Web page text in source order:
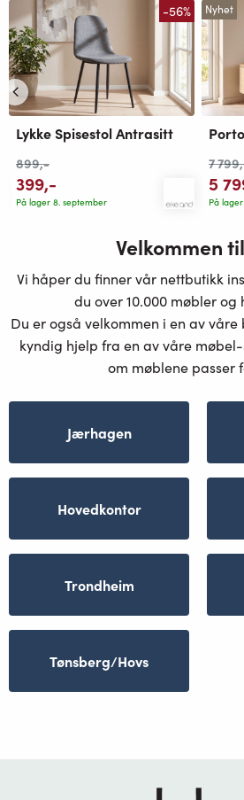
-56%
Lykke Spisestol Antrasitt
899,-
399,-
På lager 8. september
Nyhet
7 799
5
På
Velkommen
Vi håper du finner vår nettbutikk
du over 10.000 møbler og
Du er også velkommen i en av
kyndig hjelp fra en av våre
om møblene passer
Jærhagen
Hovedkontor
Trondheim
Tønsberg/Hovs